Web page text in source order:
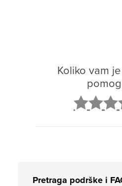
Koliko vam
Pretraga podrške i